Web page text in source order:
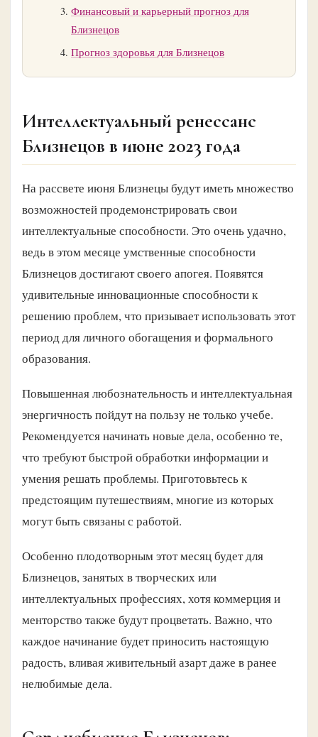
Финансовый и карьерный прогноз для
Близнецов
Прогноз здоровья для Близнецов
Интеллектуальный ренессанс
Близнецов в июне 2023 года
На рассвете июня Близнецы будут иметь множество
возможностей продемонстрировать свои
интеллектуальные способности. Это очень удачно,
ведь в этом месяце умственные способности
Близнецов достигают своего апогея. Появятся
удивительные инновационные способности к
решению проблем, что призывает использовать этот
период для личного обогащения и формального
образования.
Повышенная любознательность и интеллектуальная
энергичность пойдут на пользу не только учебе.
Рекомендуется начинать новые дела, особенно те,
что требуют быстрой обработки информации и
умения решать проблемы. Приготовьтесь к
предстоящим путешествиям, многие из которых
могут быть связаны с работой.
Особенно плодотворным этот месяц будет для
Близнецов, занятых в творческих или
интеллектуальных профессиях, хотя коммерция и
менторство также будут процветать. Важно, что
каждое начинание будет приносить настоящую
радость, вливая живительный азарт даже в ранее
нелюбимые дела.